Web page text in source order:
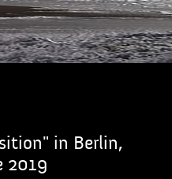
in Berlin,
2019